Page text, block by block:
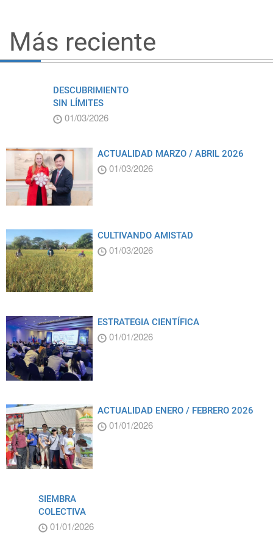
Más reciente
DESCUBRIMIENTO
SIN LÍMITES
01/03/2026
ACTUALIDAD MARZO / ABRIL 2026
01/03/2026
CULTIVANDO AMISTAD
01/03/2026
ESTRATEGIA CIENTÍFICA
01/01/2026
ACTUALIDAD ENERO / FEBRERO 2026
01/01/2026
SIEMBRA
COLECTIVA
01/01/2026